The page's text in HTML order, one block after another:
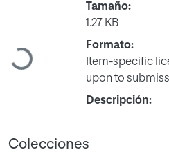
Cargando...
Tamaño:
1.27 KB
Formato:
Item-specific
upon to
Descripción:
Colecciones